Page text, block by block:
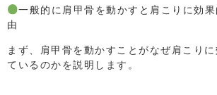
一般的に肩甲骨を動かすと肩こりに効
由
まず、肩甲骨を動かすことがなぜ肩こり
ているのかを説明します。